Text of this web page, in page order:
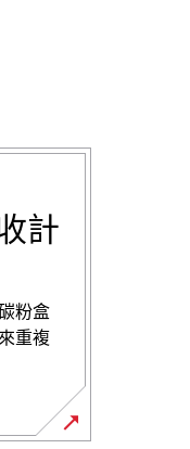
計
粉盒
重複